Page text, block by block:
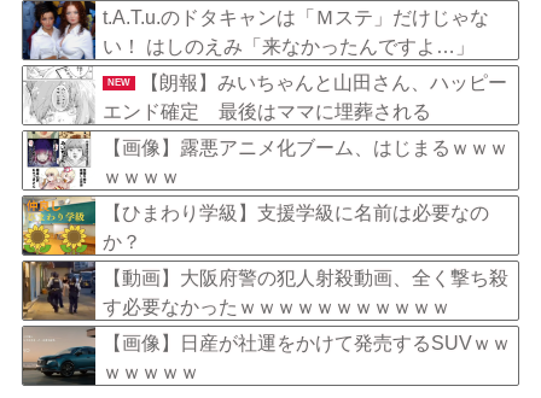
t.A.T.u.のドタキャンは「Ｍステ」だけじゃな
い！ はしのえみ「来なかったんですよ…」
NEW
【朗報】みいちゃんと山田さん、ハッピー
エンド確定 最後はママに埋葬される
【画像】露悪アニメ化ブーム、はじまるｗｗｗ
ｗｗｗｗ
【ひまわり学級】支援学級に名前は必要なの
か？
【動画】大阪府警の犯人射殺動画、全く撃ち殺
す必要なかったｗｗｗｗｗｗｗｗｗｗｗ
【画像】日産が社運をかけて発売するSUVｗｗ
ｗｗｗｗｗ